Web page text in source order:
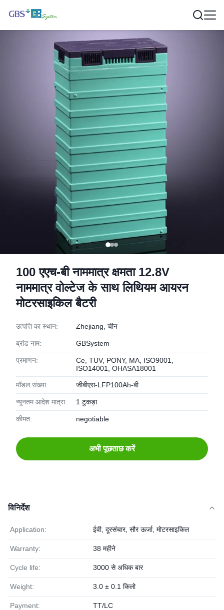
100 एएच-बी नाममात्र क्षमता 12.8V
नाममात्र वोल्टेज के साथ लिथियम आयरन
मोटरसाइकिल बैटरी
उत्पत्ति का स्थान: Zhejiang, चीन
ब्रांड नाम: GBSystem
प्रमाणन:
Ce, TUV, PONY, MA, ISO9001,
ISO14001, OHASA18001
मॉडल संख्या: जीबीएस-LFP100Ah-बी
न्यूनतम आदेश मात्रा: 1 टुकड़ा
कीमत: negotiable
अभी पूछताछ करें
विनिर्देश
Application: ईवी, दूरसंचार, सौर ऊर्जा, मोटरसाइकिल
Warranty: 38 महीने
Cycle life: 3000 से अधिक बार
Weight: 3.0 ± 0.1 किलो
Payment: TT/LC